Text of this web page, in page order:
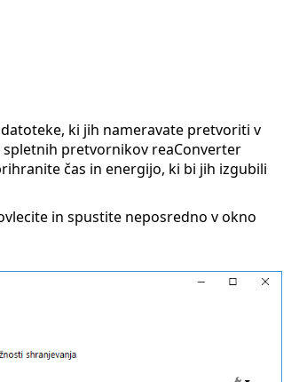
ki jih nameravate pretvoriti v
pretvornikov reaConverter
čas in energijo, ki bi jih izgubili
in spustite neposredno v okno